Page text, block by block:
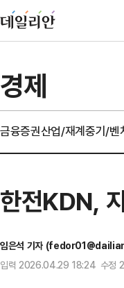
경제
금융증권산업/재계중기/벤
한전KDN,
임은석 기자
입력 2026.04.29 18:24 수정